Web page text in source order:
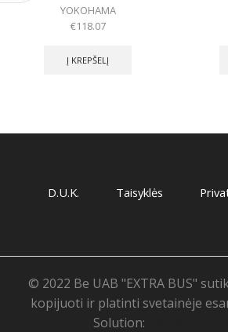
YOKOHAMA
€118.07
Į KREPŠELĮ
D.U.K. Taisyklės
© 2022 Be UAB "EXTRA BUS"
kopijuoti ir platinti svetainėje
Solution: